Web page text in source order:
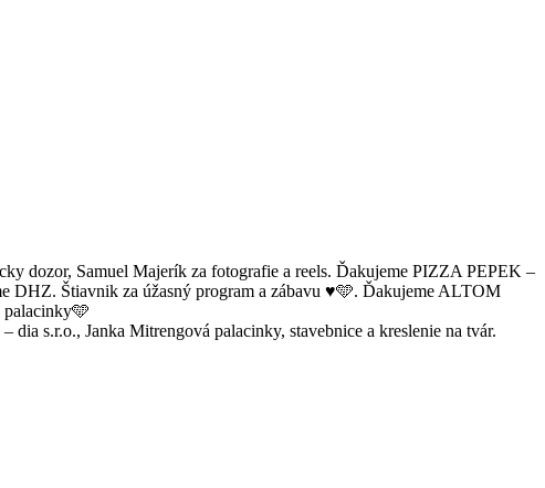
dozor, Samuel Majerík za fotografie a reels. Ďakujeme PIZZA PEPEK –
DHZ. Štiavnik za úžasný program a zábavu ♥️🩵. Ďakujeme ALTOM
palacinky🩵
s.r.o., Janka Mitrengová palacinky, stavebnice a kreslenie na tvár.